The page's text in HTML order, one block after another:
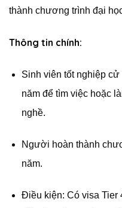
thành chương trình đại
Thông tin chính:
Sinh viên tốt nghiệp
năm để tìm việc hoặc
nghề.
Người hoàn thành
năm.
Điều kiện: Có visa Tier